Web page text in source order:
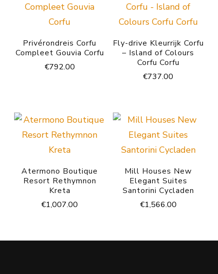
Privérondreis Corfu
Compleet Gouvia Corfu
€792.00
Fly-drive Kleurrijk Corfu
– Island of Colours
Corfu Corfu
€737.00
Atermono Boutique
Resort Rethymnon
Kreta
€1,007.00
Mill Houses New
Elegant Suites
Santorini Cycladen
€1,566.00